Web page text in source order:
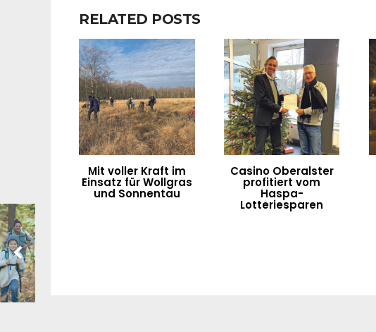
RELATED POSTS
Mit voller Kraft im
Einsatz für Wollgras
und Sonnentau
Casino Oberalster
profitiert vom
Haspa-
Lotteriesparen